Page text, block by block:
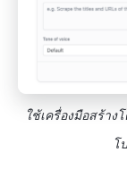
ใช้เครื่องมือสร้าง
โ